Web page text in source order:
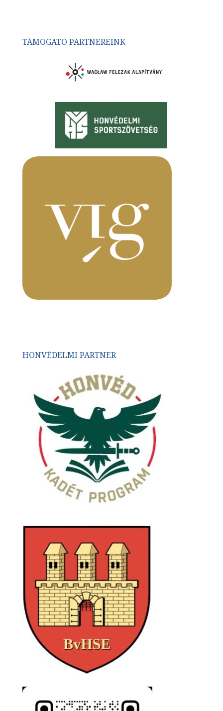
TÁMOGATÓ PARTNEREINK
HONVÉDELMI PARTNER